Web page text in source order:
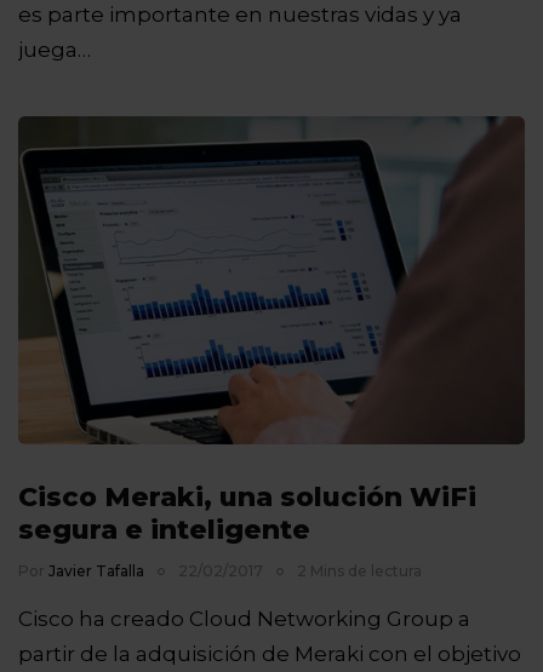
es parte importante en nuestras vidas y ya
juega…
Cisco Meraki, una solución WiFi
segura e inteligente
Por Javier Tafalla 22/02/2017 2 Mins de lectura
Cisco ha creado Cloud Networking Group a
partir de la adquisición de Meraki con el objetivo